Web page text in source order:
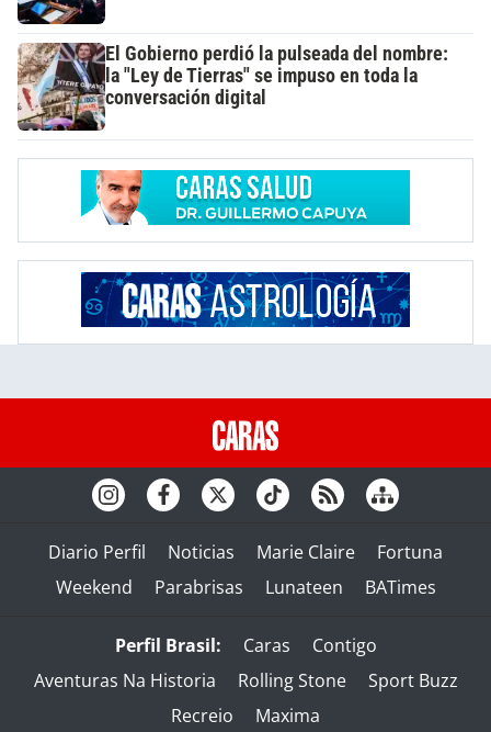
El Gobierno perdió la pulseada del nombre:
la "Ley de Tierras" se impuso en toda la
conversación digital
Diario Perfil Noticias Marie Claire
Fortuna
Weekend
Parabrisas Lunateen BATimes
Perfil Brasil: Caras
Contigo
Aventuras Na Historia
Rolling Stone
Sport Buzz
Recreio
Maxima